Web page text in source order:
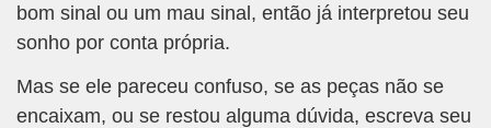
bom sinal ou um mau sinal, então já interpretou seu
sonho por conta própria.
Mas se ele pareceu confuso, se as peças não se
encaixam, ou se restou alguma dúvida, escreva seu